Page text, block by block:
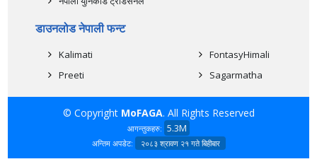
डाउनलोड नेपाली फन्ट
Kalimati
Preeti
FontasyHimali
Sagarmatha
© Copyright MoFAGA. All Rights Reserved
आगन्तुकहरु: 5.3M
अन्तिम अपडेट: २०८३ श्रावण २१ गते बिहीबार